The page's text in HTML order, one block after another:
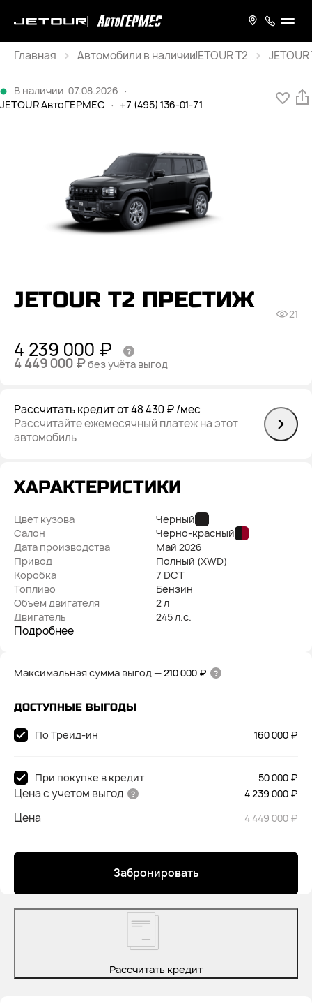
Главная
JETOUR T2
В наличии 07.08.2026 ·
JETOUR АвтоГЕРМЕС · +7 (495) 136-01-71
JETOUR T2 ПРЕСТИЖ
21
4 239 000 ₽
4 449 000 ₽без учёта выгод
Рассчитать кредитот 48 430 ₽/мес
Рассчитайте ежемесячный платеж на этот
автомобиль
ХАРАКТЕРИСТИКИ
Цвет кузова
Черный
Салон
Черно-красный
Дата производства
Май 2026
Привод
Полный (XWD)
Коробка
7 DCT
Топливо
Бензин
Объем двигателя
2 л
Двигатель
245 л.с.
Подробнее
Максимальная сумма выгод—210 000 ₽
ДОСТУПНЫЕ ВЫГОДЫ
160 000 ₽
По Трейд-ин
50 000 ₽
При покупке в кредит
Цена с учетом выгод 4 239 000 ₽
Цена 4 449 000 ₽
Забронировать
Рассчитать кредит